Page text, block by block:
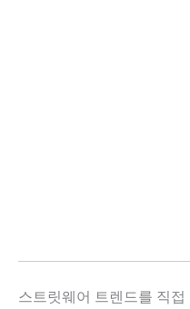
스트릿웨어 트렌드를 직